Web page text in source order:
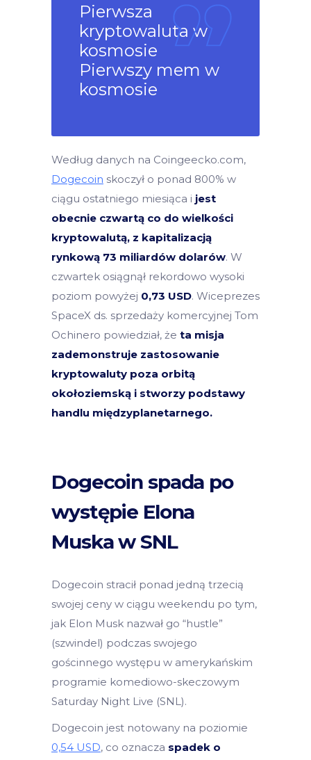
Pierwsza
kryptowaluta w
kosmosie
Pierwszy mem w
kosmosie
Według danych na Coingeecko.com,
Dogecoin skoczył o ponad 800% w
ciągu ostatniego miesiąca i jest
obecnie czwartą co do wielkości
kryptowalutą, z kapitalizacją
rynkową 73 miliardów dolarów. W
czwartek osiągnął rekordowo wysoki
poziom powyżej 0,73 USD. Wiceprezes
SpaceX ds. sprzedaży komercyjnej Tom
Ochinero powiedział, że ta misja
zademonstruje zastosowanie
kryptowaluty poza orbitą
okołoziemską i stworzy podstawy
handlu międzyplanetarnego.
Dogecoin spada po
występie Elona
Muska w SNL
Dogecoin stracił ponad jedną trzecią
swojej ceny w ciągu weekendu po tym,
jak Elon Musk nazwał go “hustle”
(szwindel) podczas swojego
gościnnego występu w amerykańskim
programie komediowo-skeczowym
Saturday Night Live (SNL).
Dogecoin jest notowany na poziomie
0,54 USD, co oznacza spadek o